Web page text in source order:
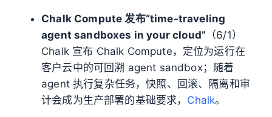
Chalk Compute 发布“time-traveling
agent sandboxes in your cloud” （6/1）
Chalk 宣布 Chalk Compute，定位为运行在
客户云中的可回溯 agent sandbox；随着
agent 执行复杂任务，快照、回滚、隔离和审
计会成为生产部署的基础要求， Chalk。